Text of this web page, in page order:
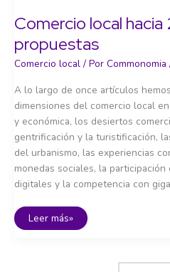
Comercio local
propuestas
Comercio local / Por Commonomia
A lo largo de once artículos
dimensiones del comercio local
y económica, los desiertos
gentrificación y la turistificación,
del urbanismo, las experiencias
monedas sociales, la participación
digitales y la competencia con
Comercio
local
Leer más»